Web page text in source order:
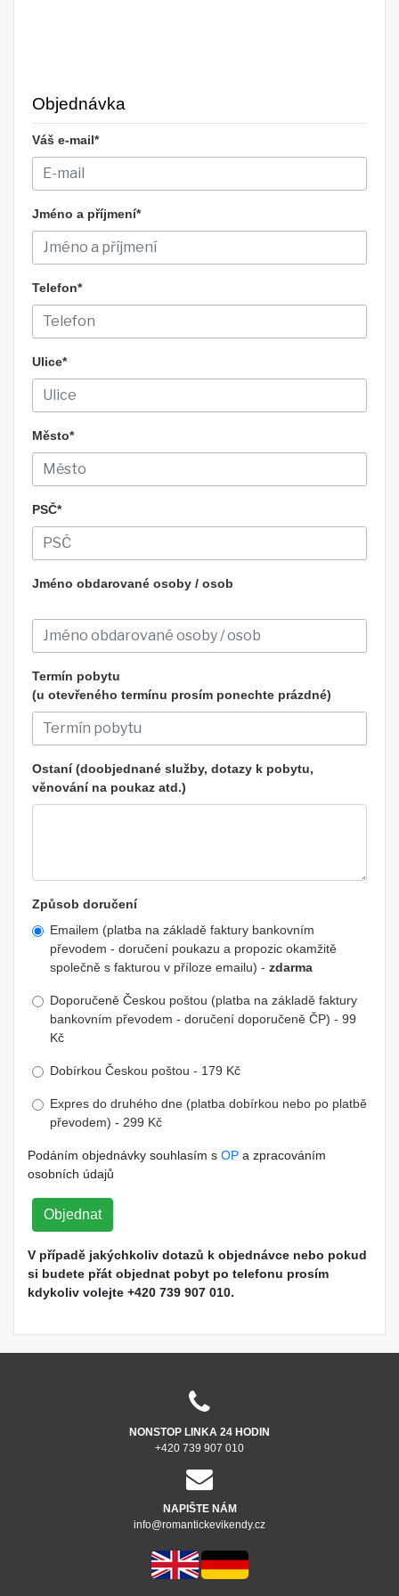
Objednávka
Váš e-mail*
Jméno a příjmení*
Telefon*
Ulice*
Město*
PSČ*
Jméno obdarované osoby / osob
Termín pobytu
(u otevřeného termínu prosím ponechte prázdné)
Ostaní (doobjednané služby, dotazy k pobytu,
věnování na poukaz atd.)
Způsob doručení
Emailem (platba na základě faktury bankovním
převodem - doručení poukazu a propozic okamžitě
společně s fakturou v příloze emailu) - zdarma
Doporučeně Českou poštou (platba na základě faktury
bankovním převodem - doručení doporučeně ČP) - 99
Kč
Dobírkou Českou poštou - 179 Kč
Expres do druhého dne (platba dobírkou nebo po platbě
převodem) - 299 Kč
Podáním objednávky souhlasím s OP a zpracováním
osobních údajů
Objednat
V případě jakýchkoliv dotazů k objednávce nebo pokud
si budete přát objednat pobyt po telefonu prosím
kdykoliv volejte +420 739 907 010.
NONSTOP LINKA 24 HODIN
+420 739 907 010
NAPIŠTE NÁM
info@romantickevikendy.cz